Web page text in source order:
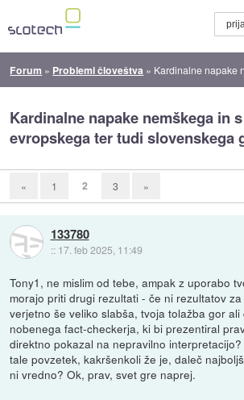
Forum » Problemi človeštva » Kardinalne napake nemškega in s
Kardinalne napake nemškega in
evropskega ter tudi slovenskega
« 1 2 3 »
133780
:: 17. feb 2025, 11:49
Tony1, ne mislim od tebe, ampak z uporabo
morajo priti drugi rezultati - če ni rezultatov
verjetno še veliko slabša, tvoja tolažba gor ali
nobenega fact-checkerja, ki bi prezentiral
direktno pokazal na nepravilno
tale povzetek, kakršenkoli že je, daleč
ni vredno? Ok, prav, svet gre naprej.